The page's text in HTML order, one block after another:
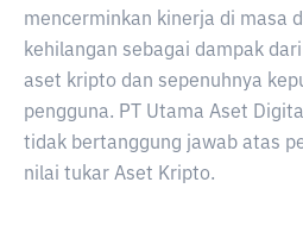
mencerminkan kinerja di masa
kehilangan sebagai dampak
aset kripto dan sepenuhnya
pengguna. PT Utama Aset
tidak bertanggung jawab atas
nilai tukar Aset Kripto.